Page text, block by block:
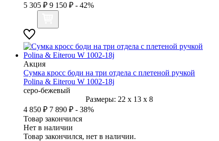
5 305 ₽ 9 150 ₽ - 42%
Акция
Сумка кросс боди на три отдела с плетеной ручкой
Polina & Eiterou W 1002-18j
серо-бежевый
Размеры: 22 x 13 x 8
4 850 ₽ 7 890 ₽ - 38%
Товар закончился
Нет в наличии
Товар закончился, нет в наличии.